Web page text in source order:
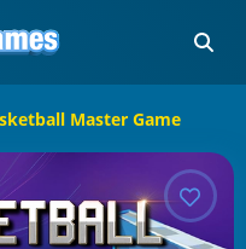
Master Game